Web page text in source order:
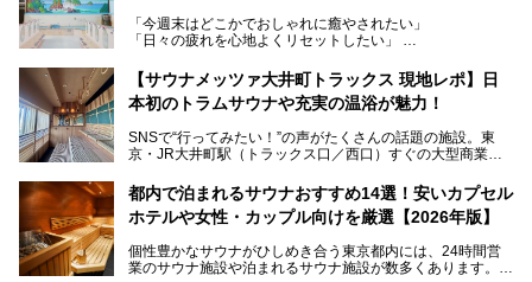
ビアバーなど、新しく登場したスポットも併せて紹介しま
す。充実した設備があるのに、基本の入浴料が銭湯価格の5
「今週末はどこかでおしゃれに癒やされたい」
「日々の疲れを心地よくリセットしたい」
となっている新しいスタイルの銭湯です。
最近、SNSやメディアで「デザイナーズ銭湯」や「ネオ銭
本記事では、そもそもこれらがどんな銭湯なのか、その気に
いおしゃれな名店15選を、おすすめの順番で一挙にご紹介
します。
【サウナメッツァ大井町トラックス 現地レポ】日
本初のトラムサウナや充実の温浴が魅力！
SNSで“行ってみたい！”の声がたくさんの話題の施設。東
京・JR大井町駅（トラックス口／西口）すぐの大型商業施
ツァ大井町トラックス」がニューオープン。施設の様子をレ
ポ―トします。
都内で泊まれるサウナおすすめ14選！安いカプセル
ホテルや女性・カップル向けを厳選【2026年版】
個性豊かなサウナがひしめき合う東京都内には、24時間営
業のサウナ施設や泊まれるサウナ施設が数多くあります。